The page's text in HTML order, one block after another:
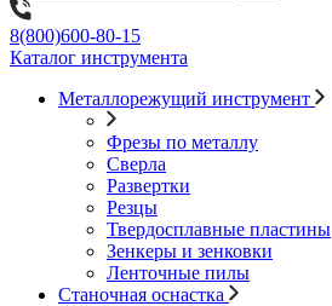
8(800)600-80-15
Каталог инструмента
Металлорежущий инструмент
Фрезы по металлу
Сверла
Развертки
Резцы
Твердосплавные пластины
Зенкеры и зенковки
Ленточные пилы
Станочная оснастка